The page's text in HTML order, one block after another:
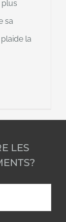
plus
sa
la
LES